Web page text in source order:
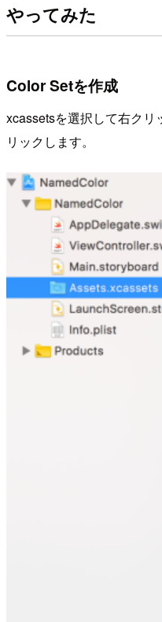
やってみた
Color Setを作成
xcassetsを選択して右クリ
リックします。